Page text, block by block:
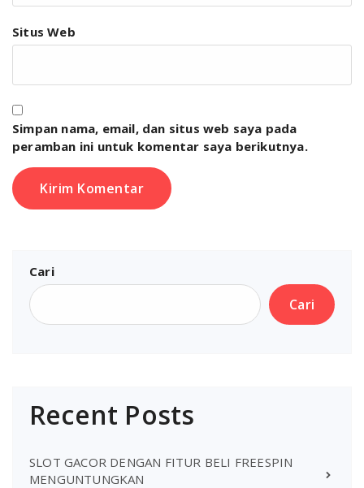
Situs Web
Simpan nama, email, dan situs web saya pada
peramban ini untuk komentar saya berikutnya.
Cari
Cari
Recent Posts
SLOT GACOR DENGAN FITUR BELI FREESPIN
MENGUNTUNGKAN